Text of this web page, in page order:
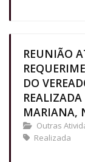
REUNIÃO
DO
MARIANA,
Outras
Realizada